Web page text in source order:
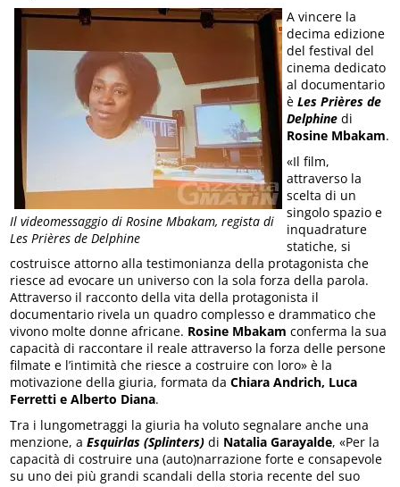
Il videomessaggio di Rosine Mbakam, regista di
Les Prières de Delphine
A vincere la
decima edizione
del festival del
cinema dedicato
al documentario
èLes Prières de
Delphine di
Rosine Mbakam.
«Il film,
attraverso la
scelta di un
singolo spazio e
inquadrature
statiche, si
costruisce attorno alla testimonianza della protagonista che
riesce ad evocare un universo con la sola forza della parola.
Attraverso il racconto della vita della protagonista il
documentario rivela un quadro complesso e drammatico che
vivono molte donne africane. Rosine Mbakam conferma la sua
capacità di raccontare il reale attraverso la forza delle persone
filmate e l’intimità che riesce a costruire con loro» è la
motivazione della giuria, formata daChiara Andrich, Luca
Ferretti e Alberto Diana.
Tra i lungometraggi la giuria ha voluto segnalare anche una
menzione, aEsquirlas (Splinters) di Natalia Garayalde, «Per la
capacità di costruire una (auto)narrazione forte e consapevole
su uno dei più grandi scandali della storia recente del suo